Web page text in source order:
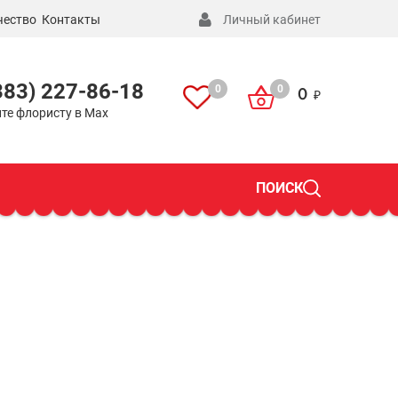
Контакты Личный кабинет
227-86-18
флористу в Max
0 0 0
ПОИСК